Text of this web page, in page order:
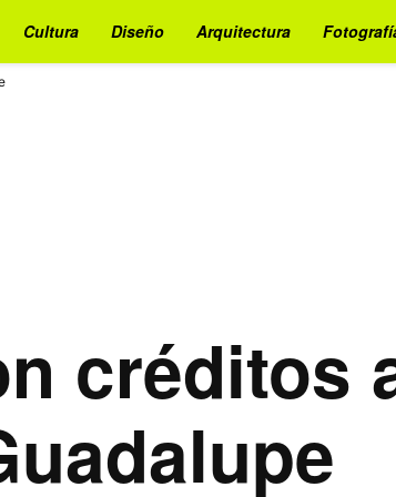
Cultura Diseño Arquitectura
créditos